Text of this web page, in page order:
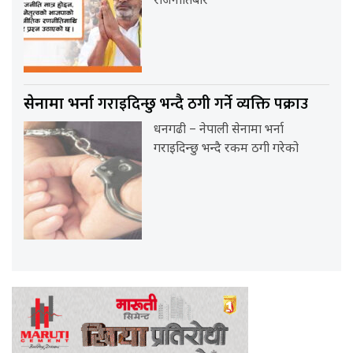
सेनामा भर्नागराइदिन्छु भन्दै ठगी गर्ने व्यक्ति पक्राउ
धनगढी – नेपाली सेनामा भर्ना
गराइदिन्छु भन्दै रकम ठगी गरेको